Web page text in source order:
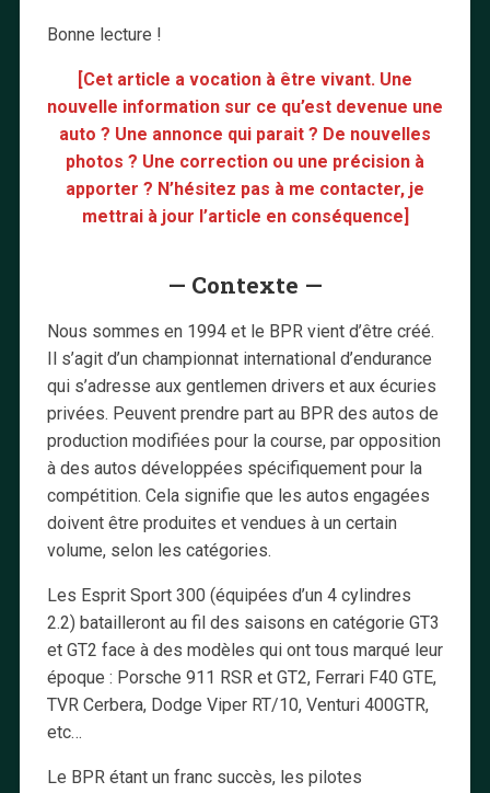
Bonne lecture !
[Cet article a vocation à être vivant. Une
nouvelle information sur ce qu’est devenue une
auto ? Une annonce qui parait ? De nouvelles
photos ? Une correction ou une précision à
apporter ? N’hésitez pas à me contacter, je
mettrai à jour l’article en conséquence]
— Contexte —
Nous sommes en 1994 et le BPR vient d’être créé.
Il s’agit d’un championnat international d’endurance
qui s’adresse aux gentlemen drivers et aux écuries
privées. Peuvent prendre part au BPR des autos de
production modifiées pour la course, par opposition
à des autos développées spécifiquement pour la
compétition. Cela signifie que les autos engagées
doivent être produites et vendues à un certain
volume, selon les catégories.
Les Esprit Sport 300 (équipées d’un 4 cylindres
2.2) batailleront au fil des saisons en catégorie GT3
et GT2 face à des modèles qui ont tous marqué leur
époque : Porsche 911 RSR et GT2, Ferrari F40 GTE,
TVR Cerbera, Dodge Viper RT/10, Venturi 400GTR,
etc…
Le BPR étant un franc succès, les pilotes